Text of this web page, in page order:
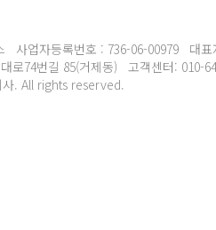
사업자등록번호 : 736-06-00979 대표
대로74번길 85(거제동) 고객센터:
. All rights reserved.